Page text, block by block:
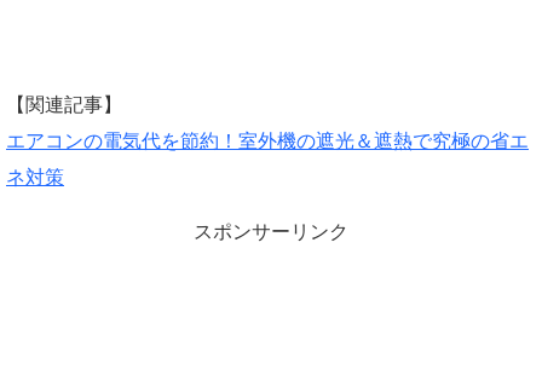
【関連記事】
エアコンの電気代を節約！室外機の遮光＆遮熱で究極の省エ
ネ対策
スポンサーリンク